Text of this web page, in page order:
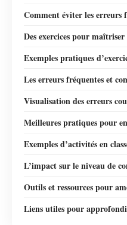
Comment éviter les erreurs
Des exercices pour
Exemples pratiques
Les erreurs fréquentes et
Visualisation des erreurs
Meilleures pratiques pour
Exemples d’activités en
L’impact sur le niveau de
Outils et ressources pour
Liens utiles pour